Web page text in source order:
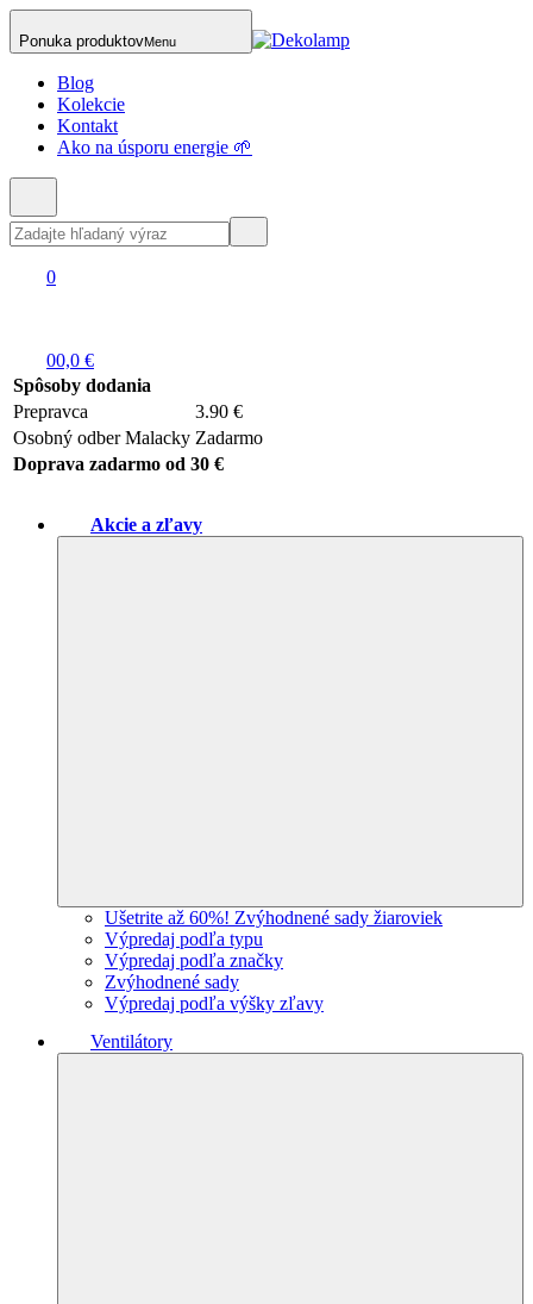
Ponuka produktovMenu
Blog
Kolekcie
Kontakt
Ako na úsporu energie 🌱
0
00,0 €
Spôsoby dodania
Prepravca
3.90 €
Osobný odber Malacky Zadarmo
Doprava zadarmo od 30 €
Akcie a zľavy
Ušetrite až 60%! Zvýhodnené sady žiaroviek
Výpredaj podľa typu
Výpredaj podľa značky
Zvýhodnené sady
Výpredaj podľa výšky zľavy
Ventilátory